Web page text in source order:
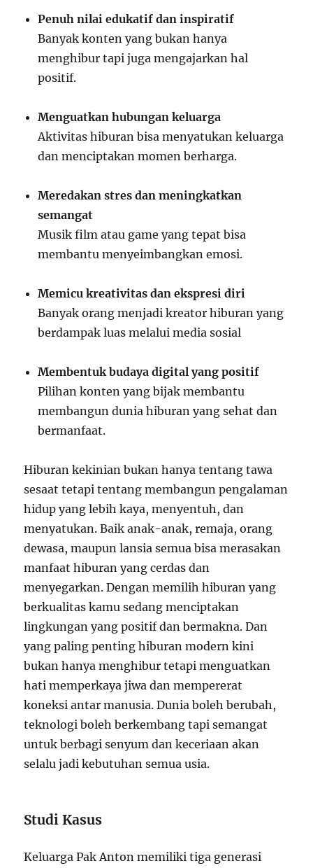
Penuh nilai edukatif dan inspiratif
Banyak konten yang bukan hanya
menghibur tapi juga mengajarkan hal
positif.
Menguatkan hubungan keluarga
Aktivitas hiburan bisa menyatukan keluarga
dan menciptakan momen berharga.
Meredakan stres dan meningkatkan
semangat
Musik film atau game yang tepat bisa
membantu menyeimbangkan emosi.
Memicu kreativitas dan ekspresi diri
Banyak orang menjadi kreator hiburan yang
berdampak luas melalui media sosial
Membentuk budaya digital yang positif
Pilihan konten yang bijak membantu
membangun dunia hiburan yang sehat dan
bermanfaat.
Hiburan kekinian bukan hanya tentang tawa
sesaat tetapi tentang membangun pengalaman
hidup yang lebih kaya, menyentuh, dan
menyatukan. Baik anak-anak, remaja, orang
dewasa, maupun lansia semua bisa merasakan
manfaat hiburan yang cerdas dan
menyegarkan. Dengan memilih hiburan yang
berkualitas kamu sedang menciptakan
lingkungan yang positif dan bermakna. Dan
yang paling penting hiburan modern kini
bukan hanya menghibur tetapi menguatkan
hati memperkaya jiwa dan mempererat
koneksi antar manusia. Dunia boleh berubah,
teknologi boleh berkembang tapi semangat
untuk berbagi senyum dan keceriaan akan
selalu jadi kebutuhan semua usia.
Studi Kasus
Keluarga Pak Anton memiliki tiga generasi